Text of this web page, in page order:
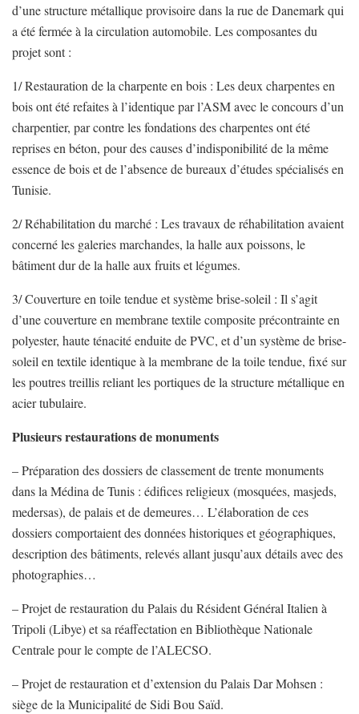
d’une structure métallique provisoire dans la rue de Danemark qui
a été fermée à la circulation automobile. Les composantes du
projet sont :
1/ Restauration de la charpente en bois : Les deux charpentes en
bois ont été refaites à l’identique par l’ASM avec le concours d’un
charpentier, par contre les fondations des charpentes ont été
reprises en béton, pour des causes d’indisponibilité de la même
essence de bois et de l’absence de bureaux d’études spécialisés en
Tunisie.
2/ Réhabilitation du marché : Les travaux de réhabilitation avaient
concerné les galeries marchandes, la halle aux poissons, le
bâtiment dur de la halle aux fruits et légumes.
3/ Couverture en toile tendue et système brise-soleil : Il s’agit
d’une couverture en membrane textile composite précontrainte en
polyester, haute ténacité enduite de PVC, et d’un système de brise-
soleil en textile identique à la membrane de la toile tendue, fixé sur
les poutres treillis reliant les portiques de la structure métallique en
acier tubulaire.
Plusieurs restaurations de monuments
– Préparation des dossiers de classement de trente monuments
dans la Médina de Tunis : édifices religieux (mosquées, masjeds,
medersas), de palais et de demeures… L’élaboration de ces
dossiers comportaient des données historiques et géographiques,
description des bâtiments, relevés allant jusqu’aux détails avec des
photographies…
– Projet de restauration du Palais du Résident Général Italien à
Tripoli (Libye) et sa réaffectation en Bibliothèque Nationale
Centrale pour le compte de l’ALECSO.
– Projet de restauration et d’extension du Palais Dar Mohsen :
siège de la Municipalité de Sidi Bou Saïd.